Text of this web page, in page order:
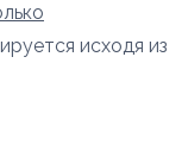
исходя из